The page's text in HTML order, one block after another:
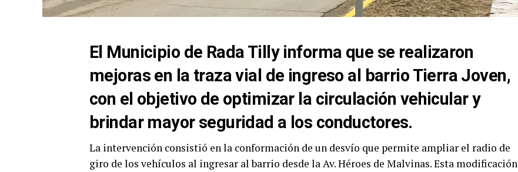
El Municipio de Rada Tilly informa que se realizaron
mejoras en la traza vial de ingreso al barrio Tierra Joven,
con el objetivo de optimizar la circulación vehicular y
brindar mayor seguridad a los conductores.
La intervención consistió en la conformación de un desvío que permite ampliar el radio de
giro de los vehículos al ingresar al barrio desde la Av. Héroes de Malvinas. Esta modificación